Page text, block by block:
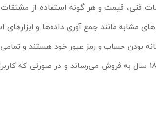
فنی، قیمت و هر گونه استفاده از
مشابه مانند جمع آوری داده‌‏ها و ابزارهای
بودن حساب و رمز عبور خود هستند و
تحت حساب کاربری و یا رمز ورود انجام می‏‌پذیرد به عهده کاربران است. فروشگاه محصولاتی مناسب استفاده افراد